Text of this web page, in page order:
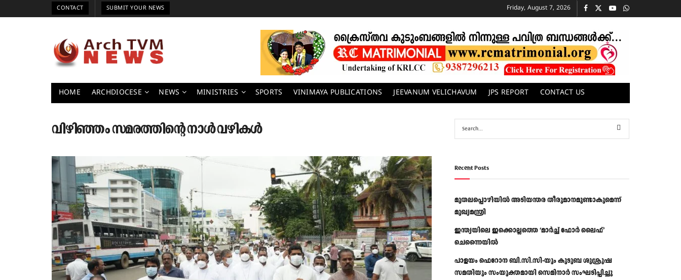
CONTACT SUBMIT YOUR NEWS Friday, August 7, 2026
HOME ARCHDIOCESE NEWS MINISTRIES SPORTS VINIMAYA PUBLICATIONS JEEVANUM VELICHAVUM JPS REPORT CONTACT US
വിഴിഞ്ഞം സമരത്തിന്റെ നാൾ വഴികൾ
Recent Posts
മുതലപ്പൊഴിയിൽ അടിയന്തര തീരുമാനമുണ്ടാകുമെന്ന്
മുഖ്യമന്ത്രി
ഇന്ത്യയിലെ ഇക്കൊല്ലത്തെ ‘മാർച്ച് ഫോർ ലൈഫ്’
ചെന്നൈയിൽ
പാളയം ഫെറോന ബി.സി.സി-യും കുടുബ ശുശ്രൂഷ
സമതിയും സംയുക്തമായി സെമിനാർ സംഘടിപ്പിച്ചു